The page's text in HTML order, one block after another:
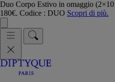
Duo Corpo Estivo in omaggio
180€. Codice : DUO Scopri di più.